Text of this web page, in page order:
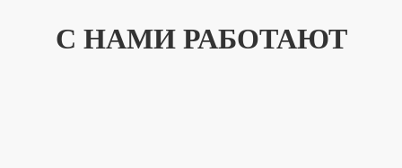
С НАМИ РАБОТАЮТ